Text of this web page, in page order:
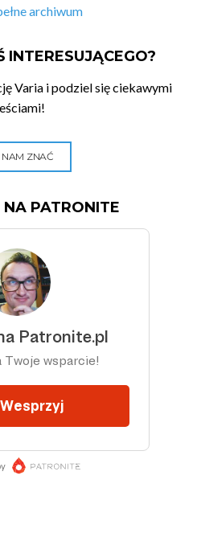
archiwum
INTERESUJĄCEGO?
Varia i podziel się ciekawymi
ZNAĆ
PATRONITE